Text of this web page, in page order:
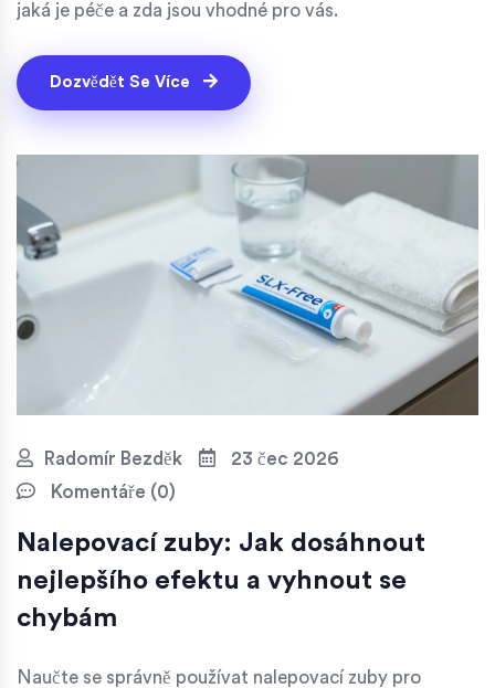
jaká je péče a zda jsou vhodné pro vás.
Dozvědět Se Více
Radomír Bezděk
23 čec 2026
Komentáře (0)
Nalepovací zuby: Jak dosáhnout
nejlepšího efektu a vyhnout se
chybám
Naučte se správně používat nalepovací zuby pro